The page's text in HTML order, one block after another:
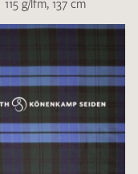
115 g/lfm, 137 cm